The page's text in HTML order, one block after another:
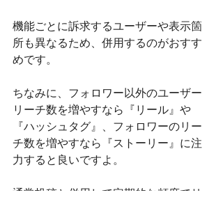
機能ごとに訴求するユーザーや表示箇
所も異なるため、併用するのがおすす
めです。
ちなみに、フォロワー以外のユーザー
リーチ数を増やすなら『リール』や
『ハッシュタグ』、フォロワーのリー
チ数を増やすなら『ストーリー』に注
力すると良いですよ。
通常投稿と併用して定期的な頻度でリ